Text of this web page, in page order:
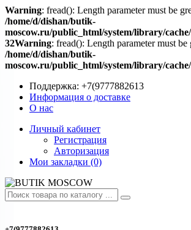
Warning: fread(): Length parameter must be
/home/d/dishan/butik-
moscow.ru/public_html/system/library/
32Warning: fread(): Length parameter must be
/home/d/dishan/butik-
moscow.ru/public_html/system/library/
Поддержка: +7(9777882613
Информация о доставке
О нас
Личный кабинет
Регистрация
Авторизация
Мои закладки (0)